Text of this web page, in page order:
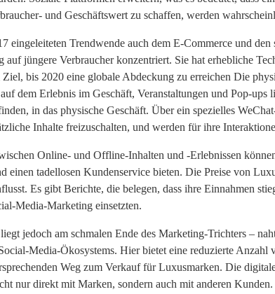
und Geschäftswert zu schaffen, werden
eingeleiteten Trendwende auch dem E-Commerce und
auf jüngere Verbraucher konzentriert. Sie hat erhebliche
bis 2020 eine globale Abdeckung zu erreichen Die
dem Erlebnis im Geschäft, Veranstaltungen und Pop-ups
in das physische Geschäft. Über ein spezielles
Inhalte freizuschalten, und werden für ihre
Online- und Offline-Inhalten und -Erlebnissen
einen tadellosen Kundenservice bieten. Die Preise von
Es gibt Berichte, die belegen, dass ihre Einnahmen
Media-Marketing einsetzten.
jedoch am schmalen Ende des Marketing-Trichters –
Media-Ökosystems. Hier bietet eine reduzierte Anzahl
Weg zum Verkauf für Luxusmarken. Die
nur direkt mit Marken, sondern auch mit anderen Kunden.